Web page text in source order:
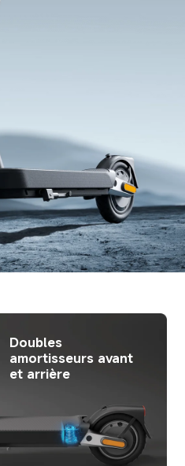
Doubles
amortisseurs avant
et arrière